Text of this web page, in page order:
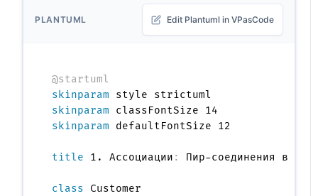
PLANTUML Edit Plantuml in VPasCode
@startuml
skinparam
skinparam
skinparam defaultFontSize 12
title 1. Ассоциации : Пир-соединения в
class